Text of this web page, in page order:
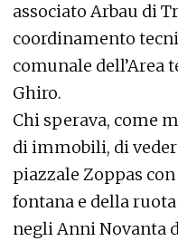
associato Arbau di
coordinamento
comunale dell’Area
Ghiro.
Chi sperava, come
di immobili, di
piazzale Zoppas
fontana e della
negli Anni Novanta